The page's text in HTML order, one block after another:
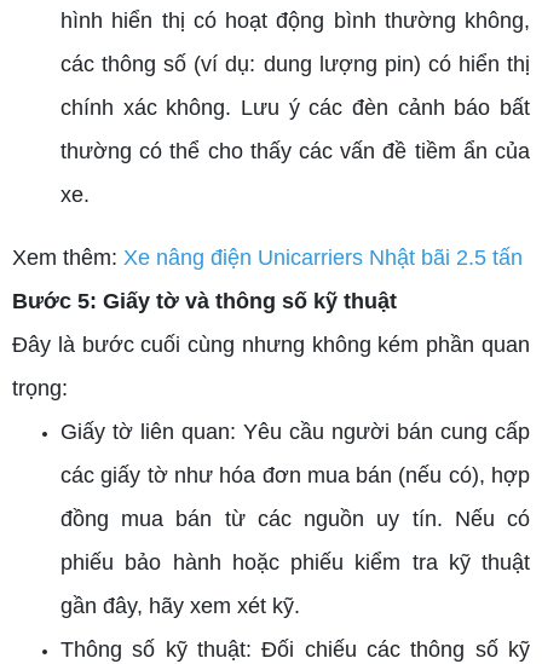
hình hiển thị có hoạt động bình thường không,
các thông số (ví dụ: dung lượng pin) có hiển thị
chính xác không. Lưu ý các đèn cảnh báo bất
thường có thể cho thấy các vấn đề tiềm ẩn của
xe.
Xem thêm: Xe nâng điện Unicarriers Nhật bãi 2.5 tấn
Bước 5: Giấy tờ và thông số kỹ thuật
Đây là bước cuối cùng nhưng không kém phần quan
trọng:
Giấy tờ liên quan: Yêu cầu người bán cung cấp
các giấy tờ như hóa đơn mua bán (nếu có), hợp
đồng mua bán từ các nguồn uy tín. Nếu có
phiếu bảo hành hoặc phiếu kiểm tra kỹ thuật
gần đây, hãy xem xét kỹ.
Thông số kỹ thuật: Đối chiếu các thông số kỹ